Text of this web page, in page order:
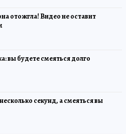
отожгла! Видео не оставит
вы будете смеяться долго
секунд, а смеяться вы